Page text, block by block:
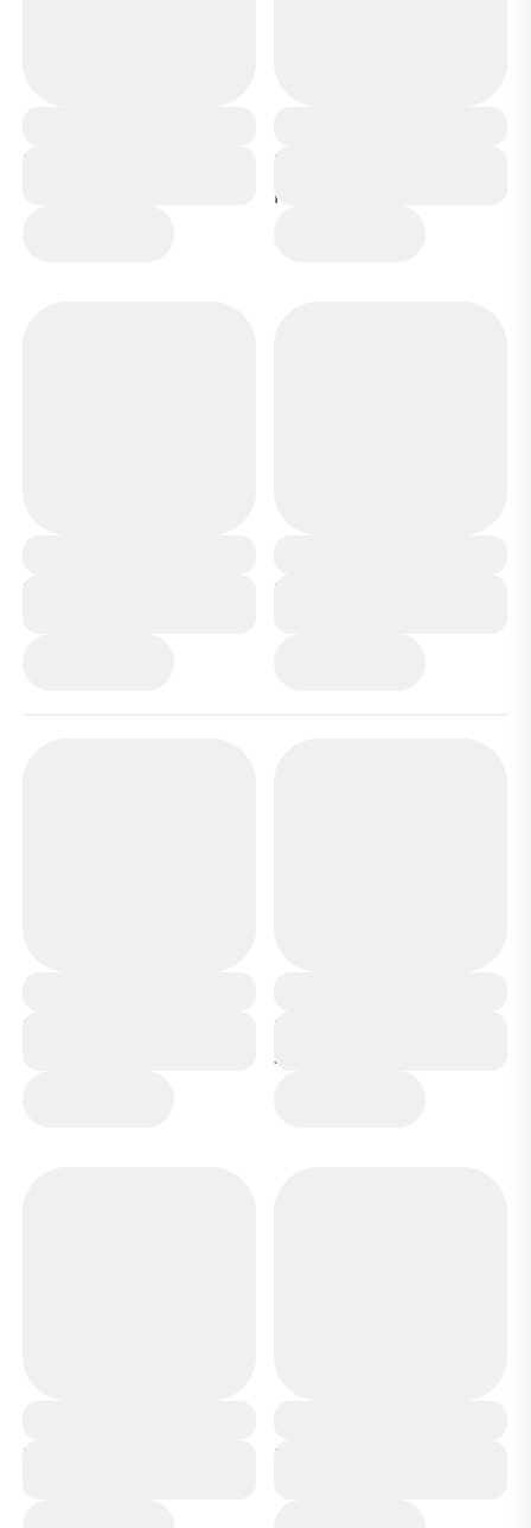
Кроссовки А180-18
белые
Кроссовки А180-17 бело
розовые
Кроссовки А180-8
бежевые
Кроссовки А180-31
белые
Кроссовки А181-18
белые
Кроссовки А796-7 бело
зеленые
Кроссовки А796-18
белые
Кроссовки А37-18
белые